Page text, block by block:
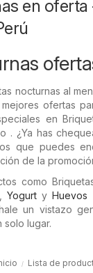
en
nocturnas al
ofertas
en
. ¿Ya has
que puedes
de la
como
YogurtyHuevos
un vistazo
lugar.
Lista de